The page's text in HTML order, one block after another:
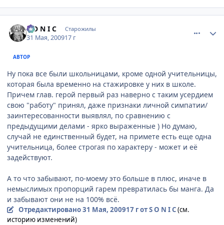
S O N I C Старожилы
31 Мая, 200917 г
АВТОР
Ну пока все были школьницами, кроме одной учительницы,
которая была временно на стажировке у них в школе.
Причем глав. герой первый раз наверно с таким усердием
свою "работу" принял, даже признаки личной симпатии/
заинтересованности выявлял, по сравнению с
предыдущими делами - ярко выраженные ) Но думаю,
случай не единственный будет, на примете есть еще одна
учительница, более строгая по характеру - может и её
задействуют.
А то что забывают, по-моему это больше в плюс, иначе в
немыслимых пропорций гарем превратилась бы манга. Да
и забывают они не на 100% всё.
Отредактировано31 Мая, 200917 гот S O N I C(см.
историю изменений)